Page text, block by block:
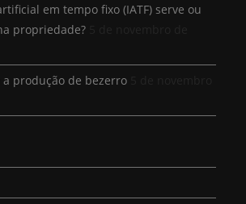
em tempo fixo (IATF) serve ou
propriedade?
produção de bezerro